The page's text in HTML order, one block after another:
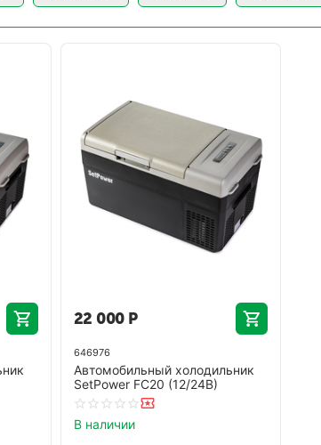
22 000 Р
646976
Автомобильный холодильник
SetPower FC20 (12/24В)
В наличии